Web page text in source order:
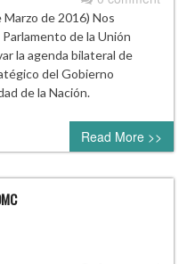
de 2016) Nos
de la Unión
la agenda bilateral de
del Gobierno
de la Nación.
Read More >>